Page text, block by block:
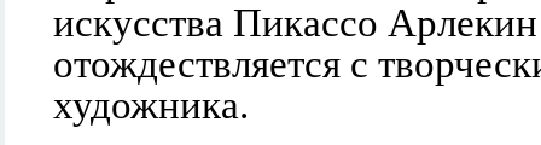
искусства Пикассо
отождествляется с
художника.